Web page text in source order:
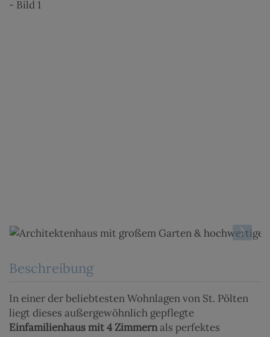
Beschreibung
In einer der beliebtesten Wohnlagen von St. Pölten
liegt dieses außergewöhnlich gepflegte
Einfamilienhaus mit 4 Zimmernals perfektes